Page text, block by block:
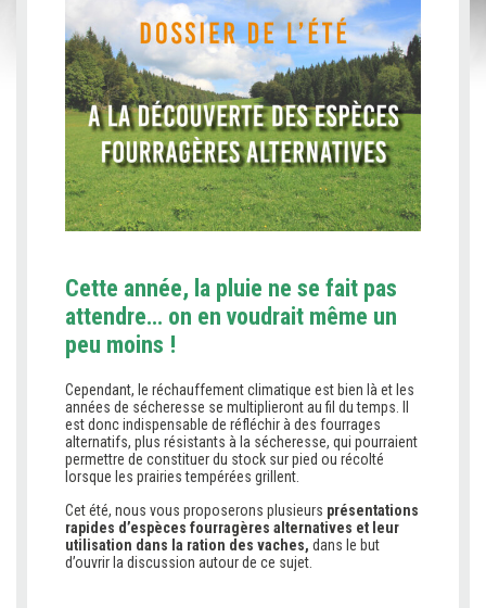
Cette année, la pluie ne se fait pas
attendre… on en voudrait même un
peu moins !
Cependant, le réchauffement climatique est bien là et les
années de sécheresse se multiplieront au fil du temps. Il
est donc indispensable de réfléchir à des fourrages
alternatifs, plus résistants à la sécheresse, qui pourraient
permettre de constituer du stock sur pied ou récolté
lorsque les prairies tempérées grillent.
Cet été, nous vous proposerons plusieurs présentations
rapides d’espèces fourragères alternatives et leur
utilisation dans la ration des vaches, dans le but
d’ouvrir la discussion autour de ce sujet.